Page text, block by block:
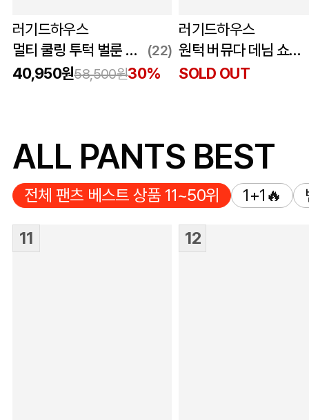
러기드하우스
멀티 쿨링 투턱 벌룬 밴딩 팬츠 블랙
(22)
40,950원58,500원30%
러기드하우스
원턱 버뮤다 데님 쇼츠 연청
SOLD OUT
ALL PANTS BEST
전체 팬츠 베스트 상품 11~50위 1+1🔥
11 12